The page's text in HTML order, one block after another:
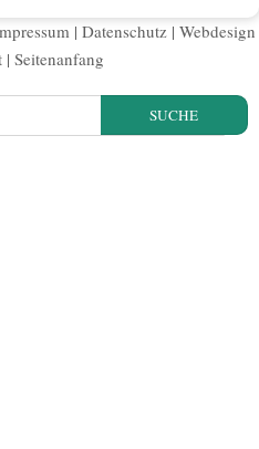
| Datenschutz | Webdesign
| Seitenanfang
SUCHE